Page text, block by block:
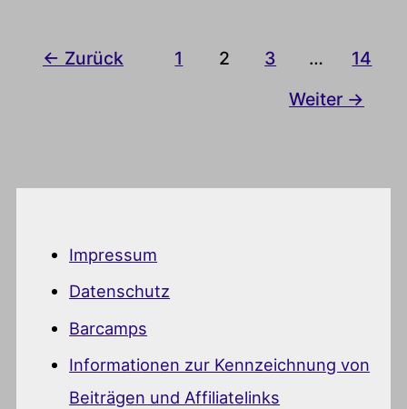
← Zurück 1 2 3 …
14
Weiter →
Impressum
Datenschutz
Barcamps
Informationen zur Kennzeichnung von
Beiträgen und Affiliatelinks